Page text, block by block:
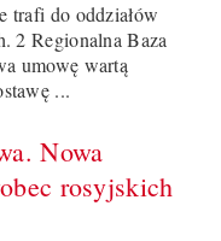
trafi do oddziałów
2 Regionalna Baza
umowę wartą
...
Nowa
rosyjskich